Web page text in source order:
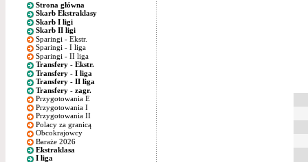
Strona główna
Skarb Ekstraklasy
Skarb I ligi
Skarb II ligi
Sparingi - Ekstr.
Sparingi - I liga
Sparingi - II liga
Transfery - Ekstr.
Transfery - I liga
Transfery - II liga
Transfery - zagr.
Przygotowania E
Przygotowania I
Przygotowania II
Polacy za granicą
Obcokrajowcy
Baraże 2026
Ekstraklasa
I liga